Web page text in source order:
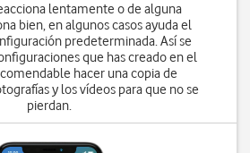
lentamente o de alguna
bien, en algunos casos ayuda el
predeterminada. Así se
que has creado en el
hacer una copia de
y los vídeos para que no se
pierdan.